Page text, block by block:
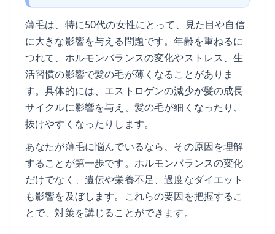
薄毛は、特に50代の女性にとって、見た目や自信
に大きな影響を与える問題です。年齢を重ねるに
つれて、ホルモンバランスの変化やストレス、生
活習慣の影響で髪の毛が薄くなることがありま
す。具体的には、エストロゲンの減少が髪の成長
サイクルに影響を与え、髪の毛が細くなったり、
抜けやすくなったりします。
あなたが薄毛に悩んでいるなら、その原因を理解
することが第一歩です。ホルモンバランスの変化
だけでなく、遺伝や栄養不足、過度なダイエット
も影響を及ぼします。これらの要因を把握するこ
とで、対策を講じることができます。